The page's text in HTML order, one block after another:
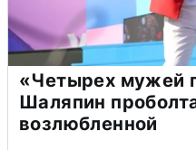
«Четырех мужей
Шаляпин
возлюбленной